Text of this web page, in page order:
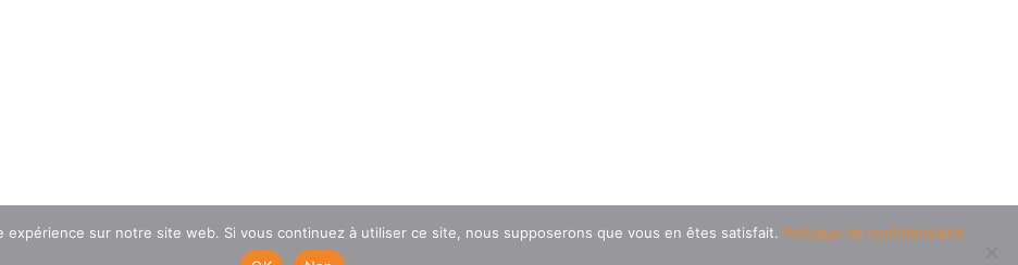
sur notre site web. Si vous continuez à utiliser ce site, nous supposerons que vous en êtes satisfait. Politique de confidentialité